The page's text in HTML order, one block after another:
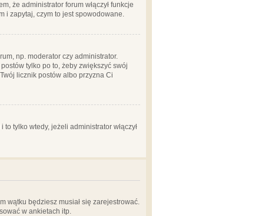
że administrator forum włączył funkcje
i zapytaj, czym to jest spowodowane.
np. moderator czy administrator.
tylko po to, żeby zwiększyć swój
licznik postów albo przyzna Ci
tylko wtedy, jeżeli administrator włączył
wątku będziesz musiał się zarejestrować.
w ankietach itp.